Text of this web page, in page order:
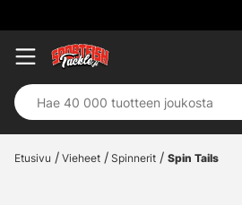
Etusivu Vieheet Spinnerit Spin Tails